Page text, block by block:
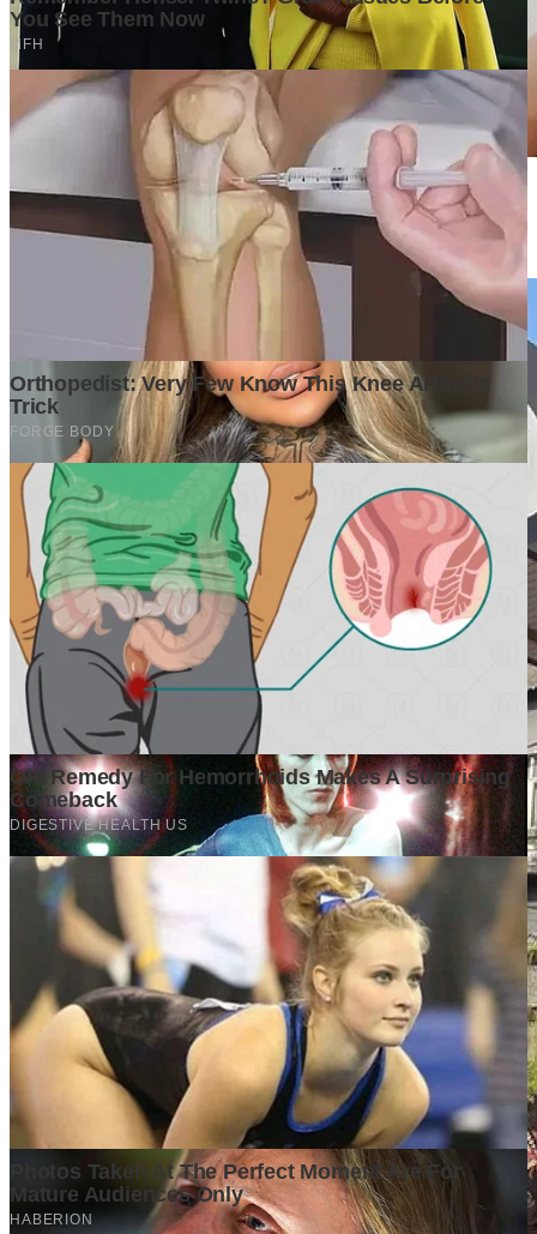
Membaca Masa Depan Ekonomi Indonesia Melalui Data dan
Analisis Mendalam